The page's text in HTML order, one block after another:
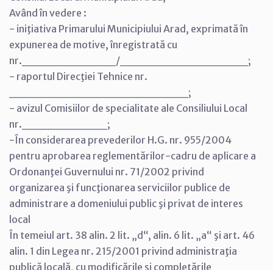
Având în vedere :
- iniţiativa Primarului Municipiului Arad, exprimată în
expunerea de motive, înregistrată cu
nr.___________/_______________;
- raportul Direcţiei Tehnice nr.
_____________________;
- avizul Comisiilor de specialitate ale Consiliului Local
nr.__________;
-În considerarea prevederilor H.G. nr. 955/2004
pentru aprobarea reglementărilor-cadru de aplicare a
Ordonanţei Guvernului nr. 71/2002 privind
organizarea şi funcţionarea serviciilor publice de
administrare a domeniului public şi privat de interes
local
În temeiul art. 38 alin. 2 lit. „d“, alin. 6 lit. „a“ şi art. 46
alin. 1 din Legea nr. 215/2001 privind administraţia
publică locală, cu modificările şi completările